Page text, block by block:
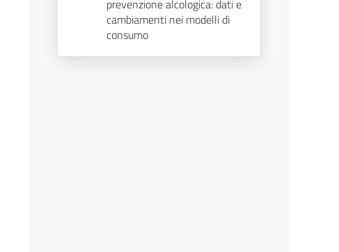
prevenzione alcologica: dati e
cambiamenti nei modelli di
consumo